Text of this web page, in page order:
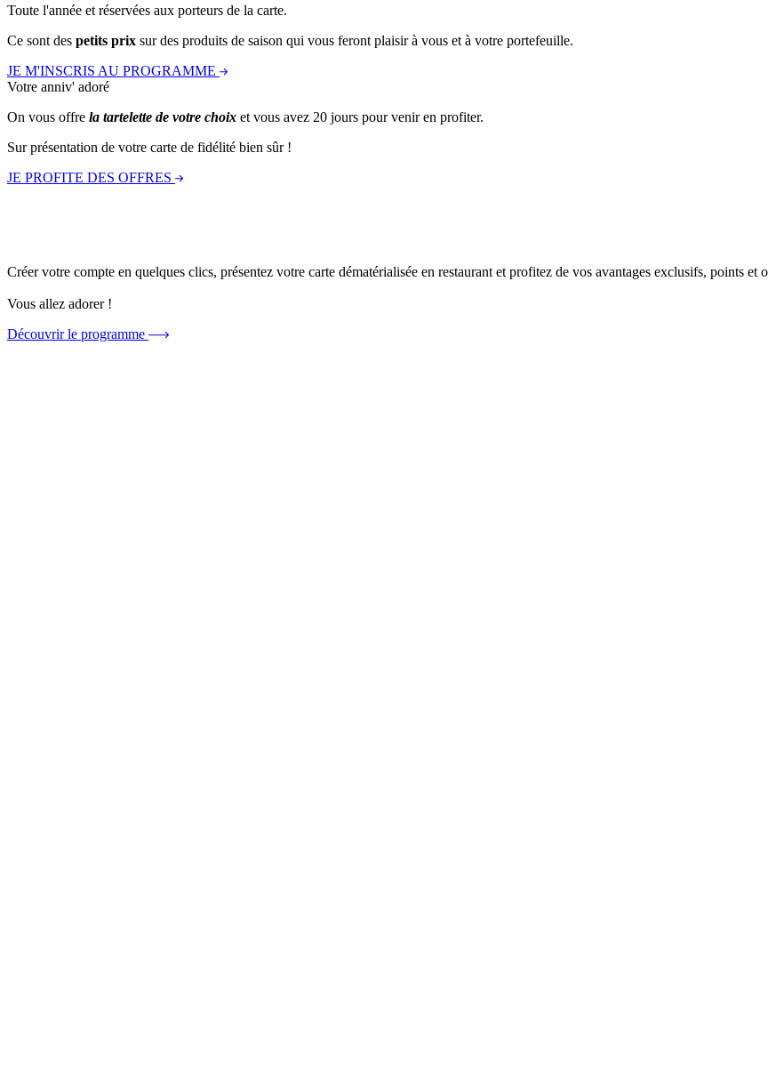
Toute l'année et réservées aux porteurs de la carte.
Ce sont des petits prix sur des produits de saison qui vous feront plaisir à vous et à votre portefeuille.
JE M'INSCRIS AU PROGRAMME
Votre anniv' adoré
On vous offre la tartelette de votre choix et vous avez 20 jours pour venir en profiter.
Sur présentation de votre carte de fidélité bien sûr !
JE PROFITE DES OFFRES
Créer votre compte en quelques clics, présentez votre carte dématérialisée en restaurant et profitez de vos avantages exclusifs, points
Vous allez adorer !
Découvrir le programme